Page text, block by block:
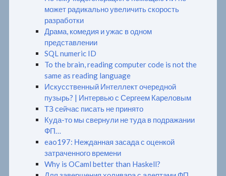
может радикально увеличить скорость
разработки
Драма, комедия и ужас в одном
представлении
SQL numeric ID
To the brain, reading computer code is not the
same as reading language
Искусственный Интеллект очередной
пузырь? | Интервью с Сергеем Кареловым
ТЗ сейчас писать не принято
Куда-то мы свернули не туда в подражании
ФП…
eao197: Нежданная засада с оценкой
затраченного времени
Why is OCaml better than Haskell?